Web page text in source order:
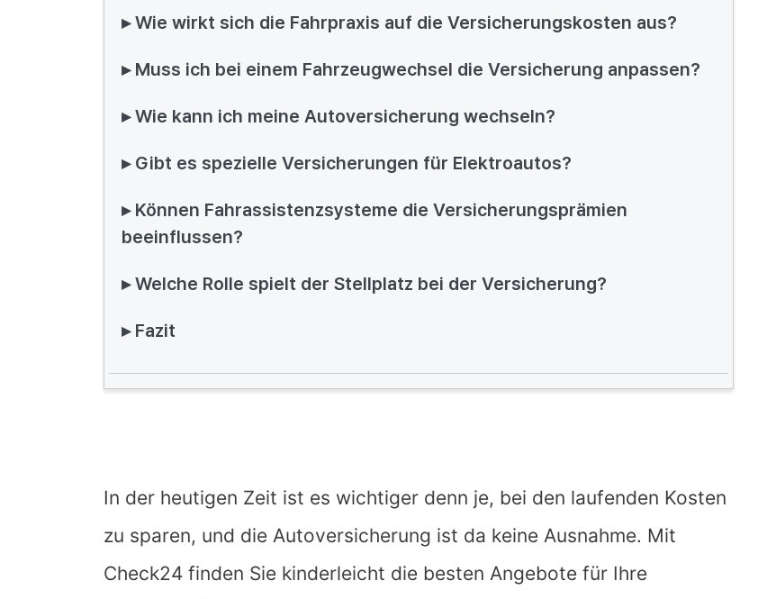
▸ Wie wirkt sich die Fahrpraxis auf die Versicherungskosten aus?
▸ Muss ich bei einem Fahrzeugwechsel die Versicherung anpassen?
▸ Wie kann ich meine Autoversicherung wechseln?
▸ Gibt es spezielle Versicherungen für Elektroautos?
▸ Können Fahrassistenzsysteme die Versicherungsprämien
beeinflussen?
▸ Welche Rolle spielt der Stellplatz bei der Versicherung?
▸ Fazit
In der heutigen Zeit ist es wichtiger denn je, bei den laufenden Kosten
zu sparen, und die Autoversicherung ist da keine Ausnahme. Mit
Check24 finden Sie kinderleicht die besten Angebote für Ihre